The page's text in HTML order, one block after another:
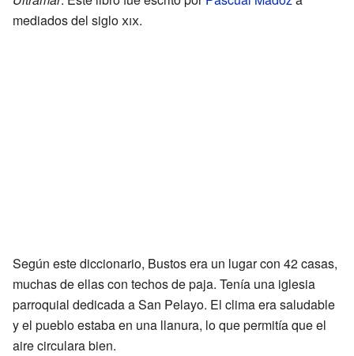
mediados del sigloxix.
Según este diccionario, Bustos era un lugar con 42 casas,
muchas de ellas con techos de paja. Tenía una iglesia
parroquial dedicada a San Pelayo. El clima era saludable
y el pueblo estaba en una llanura, lo que permitía que el
aire circulara bien.